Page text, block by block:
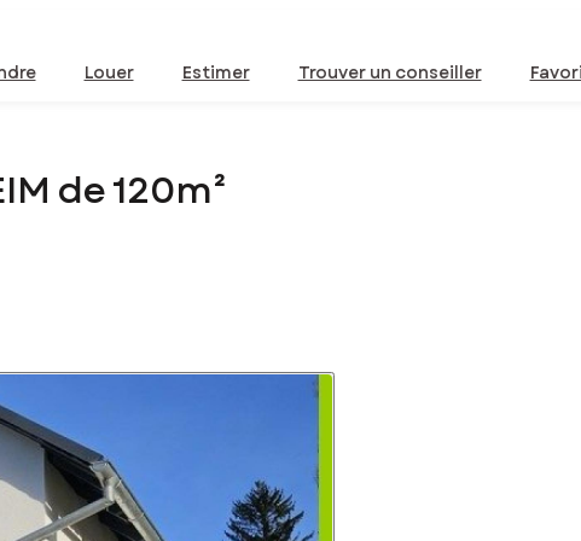
Louer Estimer Trouver un conseiller
de 120m²